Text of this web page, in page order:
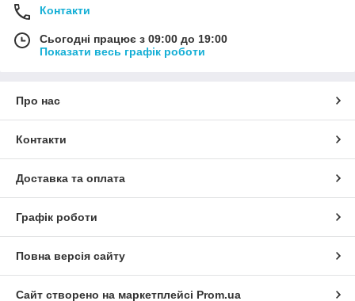
Контакти
Сьогодні працює з 09:00 до 19:00
Показати весь графік роботи
Про нас
Контакти
Доставка та оплата
Графік роботи
Повна версія сайту
Сайт створено на маркетплейсі Prom.ua